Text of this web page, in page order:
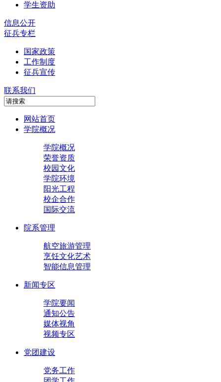
学生资助
信息公开
征兵专栏
国家政策
工作制度
征兵宣传
联系我们
网站首页
学院概况
学院概况
荣誉资质
校园文化
学院环境
阳光工程
校企合作
国际交流
院系管理
航空旅游管理
烹饪文化艺术
智能信息管理
新闻专区
学院要闻
通知公告
媒体视角
视频专区
党团建设
党务工作